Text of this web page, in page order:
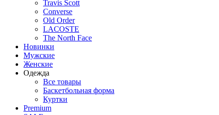
Travis Scott
Converse
Old Order
LACOSTE
The North Face
Новинки
Мужские
Женские
Одежда
Все товары
Баскетбольная форма
Куртки
Premium